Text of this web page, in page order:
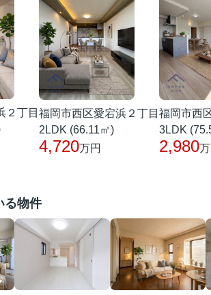
２丁目 福岡市西区愛宕浜２丁目
2LDK (66.11㎡)
4,720万円
福岡市西
3LDK
2,980
る物件